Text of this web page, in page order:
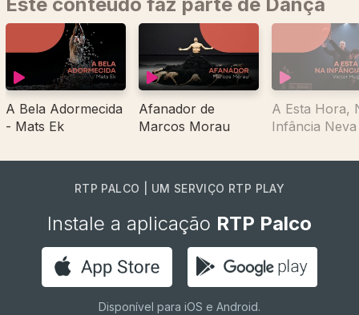
A Bela Adormecida
- Mats Ek
Afanador de
Marcos Morau
A Esta Hora,
Infância Neva
RTP PALCO | UM SERVIÇO RTP PLAY
Instale a aplicação RTP Palco
Disponível para iOS e Android.